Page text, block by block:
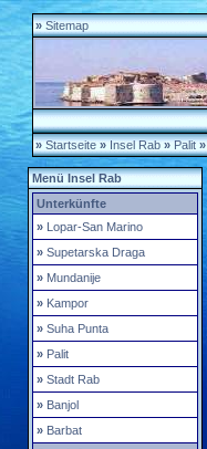
» Sitemap
» Startseite» Insel Rab» Palit»
Menü Insel Rab
Unterkünfte
» Lopar-San Marino
» Supetarska Draga
» Mundanije
» Kampor
» Suha Punta
» Palit
» Stadt Rab
» Banjol
» Barbat